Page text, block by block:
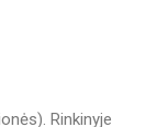
Rinkinyje